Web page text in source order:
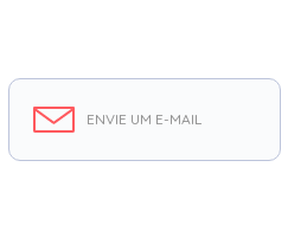
ENVIE UM E-MAIL